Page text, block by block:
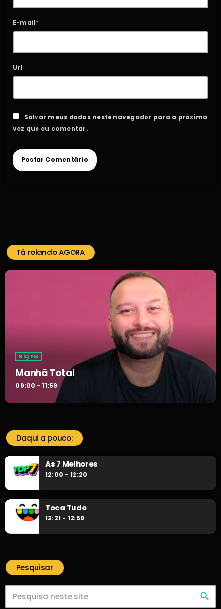
E-mail*
Url
Salvar meus dados neste navegador para a próxima
vez que eu comentar.
Tá rolando AGORA
Big FM
Manhã Total
09:00 - 11:59
Daqui a pouco:
As 7 Melhores
12:00 - 12:20
Toca Tudo
12:21 - 12:59
Pesquisar
search